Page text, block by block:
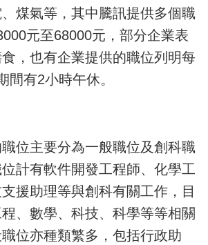
煤氣等，其中騰訊提供多個職
元至68000元，部分企業表
，也有企業提供的職位列明每
間有2小時午休。
位主要分為一般職位及創科職
計有軟件開發工程師、化學工
援助理等與創科有關工作，目
、數學、科技、科學等等相關
位亦種類繁多，包括行政助